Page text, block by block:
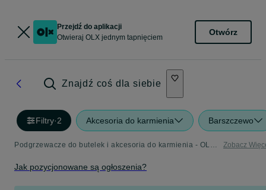
Przejdź do aplikacji
Otwieraj OLX jednym tapnięciem
Otwórz
Znajdź coś dla siebie
Filtry·2 Akcesoria do karmienia Barszczewo
Podgrzewacze do butelek i akcesoria do karmienia - OLX.pl Zobacz
Jak pozycjonowane są ogłoszenia?